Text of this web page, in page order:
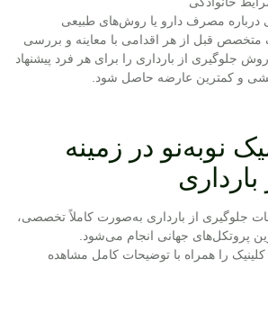
مصرف دارو یا روش‌های طبیعی
متخصص قبل از هر اقدامی با معاینه و بررسی
جلوگیری از بارداری را برای هر فرد پیشنهاد
و کمترین عارضه حاصل شود.
نوبه‌نو در زمینه
جلوگیری از بارداری به‌صورت کاملاً تخصصی،
پروتکل‌های جهانی انجام می‌شود.
را همراه با توضیحات کامل مشاهده